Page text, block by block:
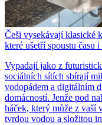
Češi vysekávají klasické
které ušetří spoustu času
Vypadají jako z
sociálních sítích sbírají
vodopádem a digitálním
domácností. Jenže pod
háček, který může z vaší
tvrdou vodou a složitou